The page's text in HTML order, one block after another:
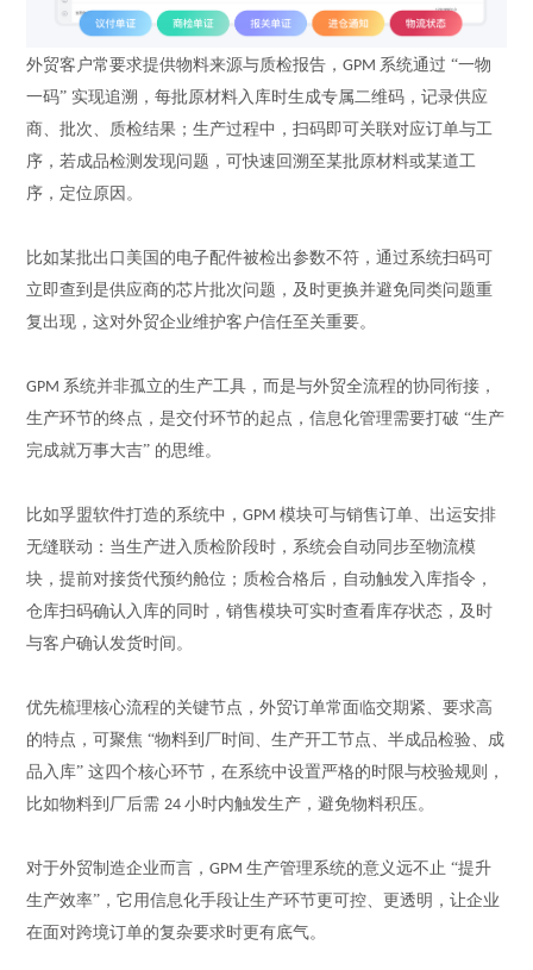
外贸客户常要求提供物料来源与质检报告，GPM系统通过 “一物
一码” 实现追溯 ，每批原材料入库时生成专属二维码，记录供应
商、批次、质检结果；生产过程中，扫码即可关联对应订单与工
序，若成品检测发现问题，可快速回溯至某批原材料或某道工
序，定位原因。
比如某批出口美国的电子配件被检出参数不符，通过系统扫码可
立即查到是供应商的芯片批次问题，及时更换并避免同类问题重
复出现，这对外贸企业维护客户信任至关重要。
GPM系统并非孤立的生产工具，而是与外贸全流程的协同衔接 ，
生产环节的终点，是交付环节的起点，信息化管理需要打破 “生产
完成就万事大吉” 的思维。
比如孚盟软件打造的系统中，GPM模块可与销售订单、出运安排
无缝联动：当生产进入质检阶段时，系统会自动同步至物流模
块，提前对接货代预约舱位；质检合格后，自动触发入库指令，
仓库扫码确认入库的同时，销售模块可实时查看库存状态，及时
与客户确认发货时间。
优先梳理核心流程的关键节点 ，外贸订单常面临交期紧、要求高
的特点，可聚焦 “物料到厂时间、生产开工节点、半成品检验、成
品入库” 这四个核心环节，在系统中设置严格的时限与校验规则，
比如物料到厂后需24小时内触发生产，避免物料积压。
对于外贸制造企业而言，GPM生产管理系统的意义远不止 “提升
生产效率” ，它用信息化手段让生产环节更可控、更透明，让企业
在面对跨境订单的复杂要求时更有底气。